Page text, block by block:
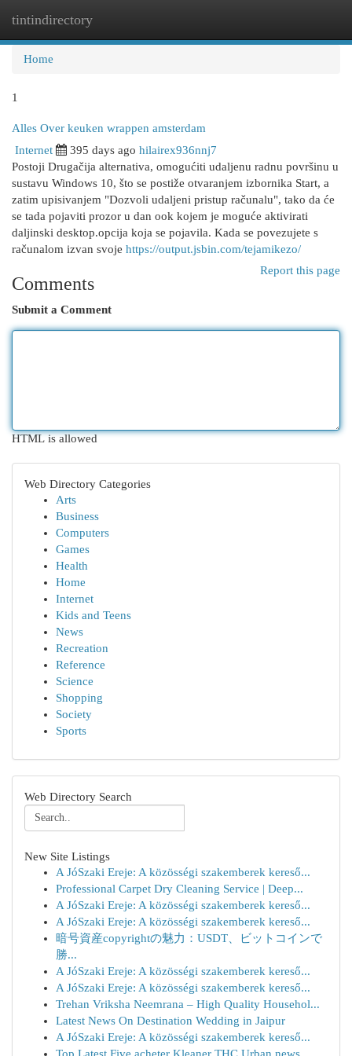
tintindirectory
Home
1
Alles Over keuken wrappen amsterdam
Internet 395 days ago hilairex936nnj7
Postoji Drugačija alternativa, omogućiti udaljenu radnu površinu u
sustavu Windows 10, što se postiže otvaranjem izbornika Start, a
zatim upisivanjem "Dozvoli udaljeni pristup računalu", tako da će
se tada pojaviti prozor u dan ook kojem je moguće aktivirati
daljinski desktop.opcija koja se pojavila. Kada se povezujete s
računalom izvan svoje https://output.jsbin.com/tejamikezo/
Report this page
Comments
Submit a Comment
HTML is allowed
Web Directory Categories
Arts
Business
Computers
Games
Health
Home
Internet
Kids and Teens
News
Recreation
Reference
Science
Shopping
Society
Sports
Web Directory Search
New Site Listings
A JóSzaki Ereje: A közösségi szakemberek kereső...
Professional Carpet Dry Cleaning Service | Deep...
A JóSzaki Ereje: A közösségi szakemberek kereső...
A JóSzaki Ereje: A közösségi szakemberek kereső...
暗号資産copyrightの魅力：USDT、ビットコインで
勝...
A JóSzaki Ereje: A közösségi szakemberek kereső...
A JóSzaki Ereje: A közösségi szakemberek kereső...
Trehan Vriksha Neemrana – High Quality Househol...
Latest News On Destination Wedding in Jaipur
A JóSzaki Ereje: A közösségi szakemberek kereső...